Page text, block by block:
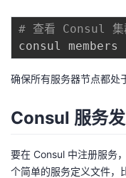
# 查看 Consul 集
确保所有服务器节点都处
Consul 服务
要在 Consul 中注册服务
个简单的服务定义文件，